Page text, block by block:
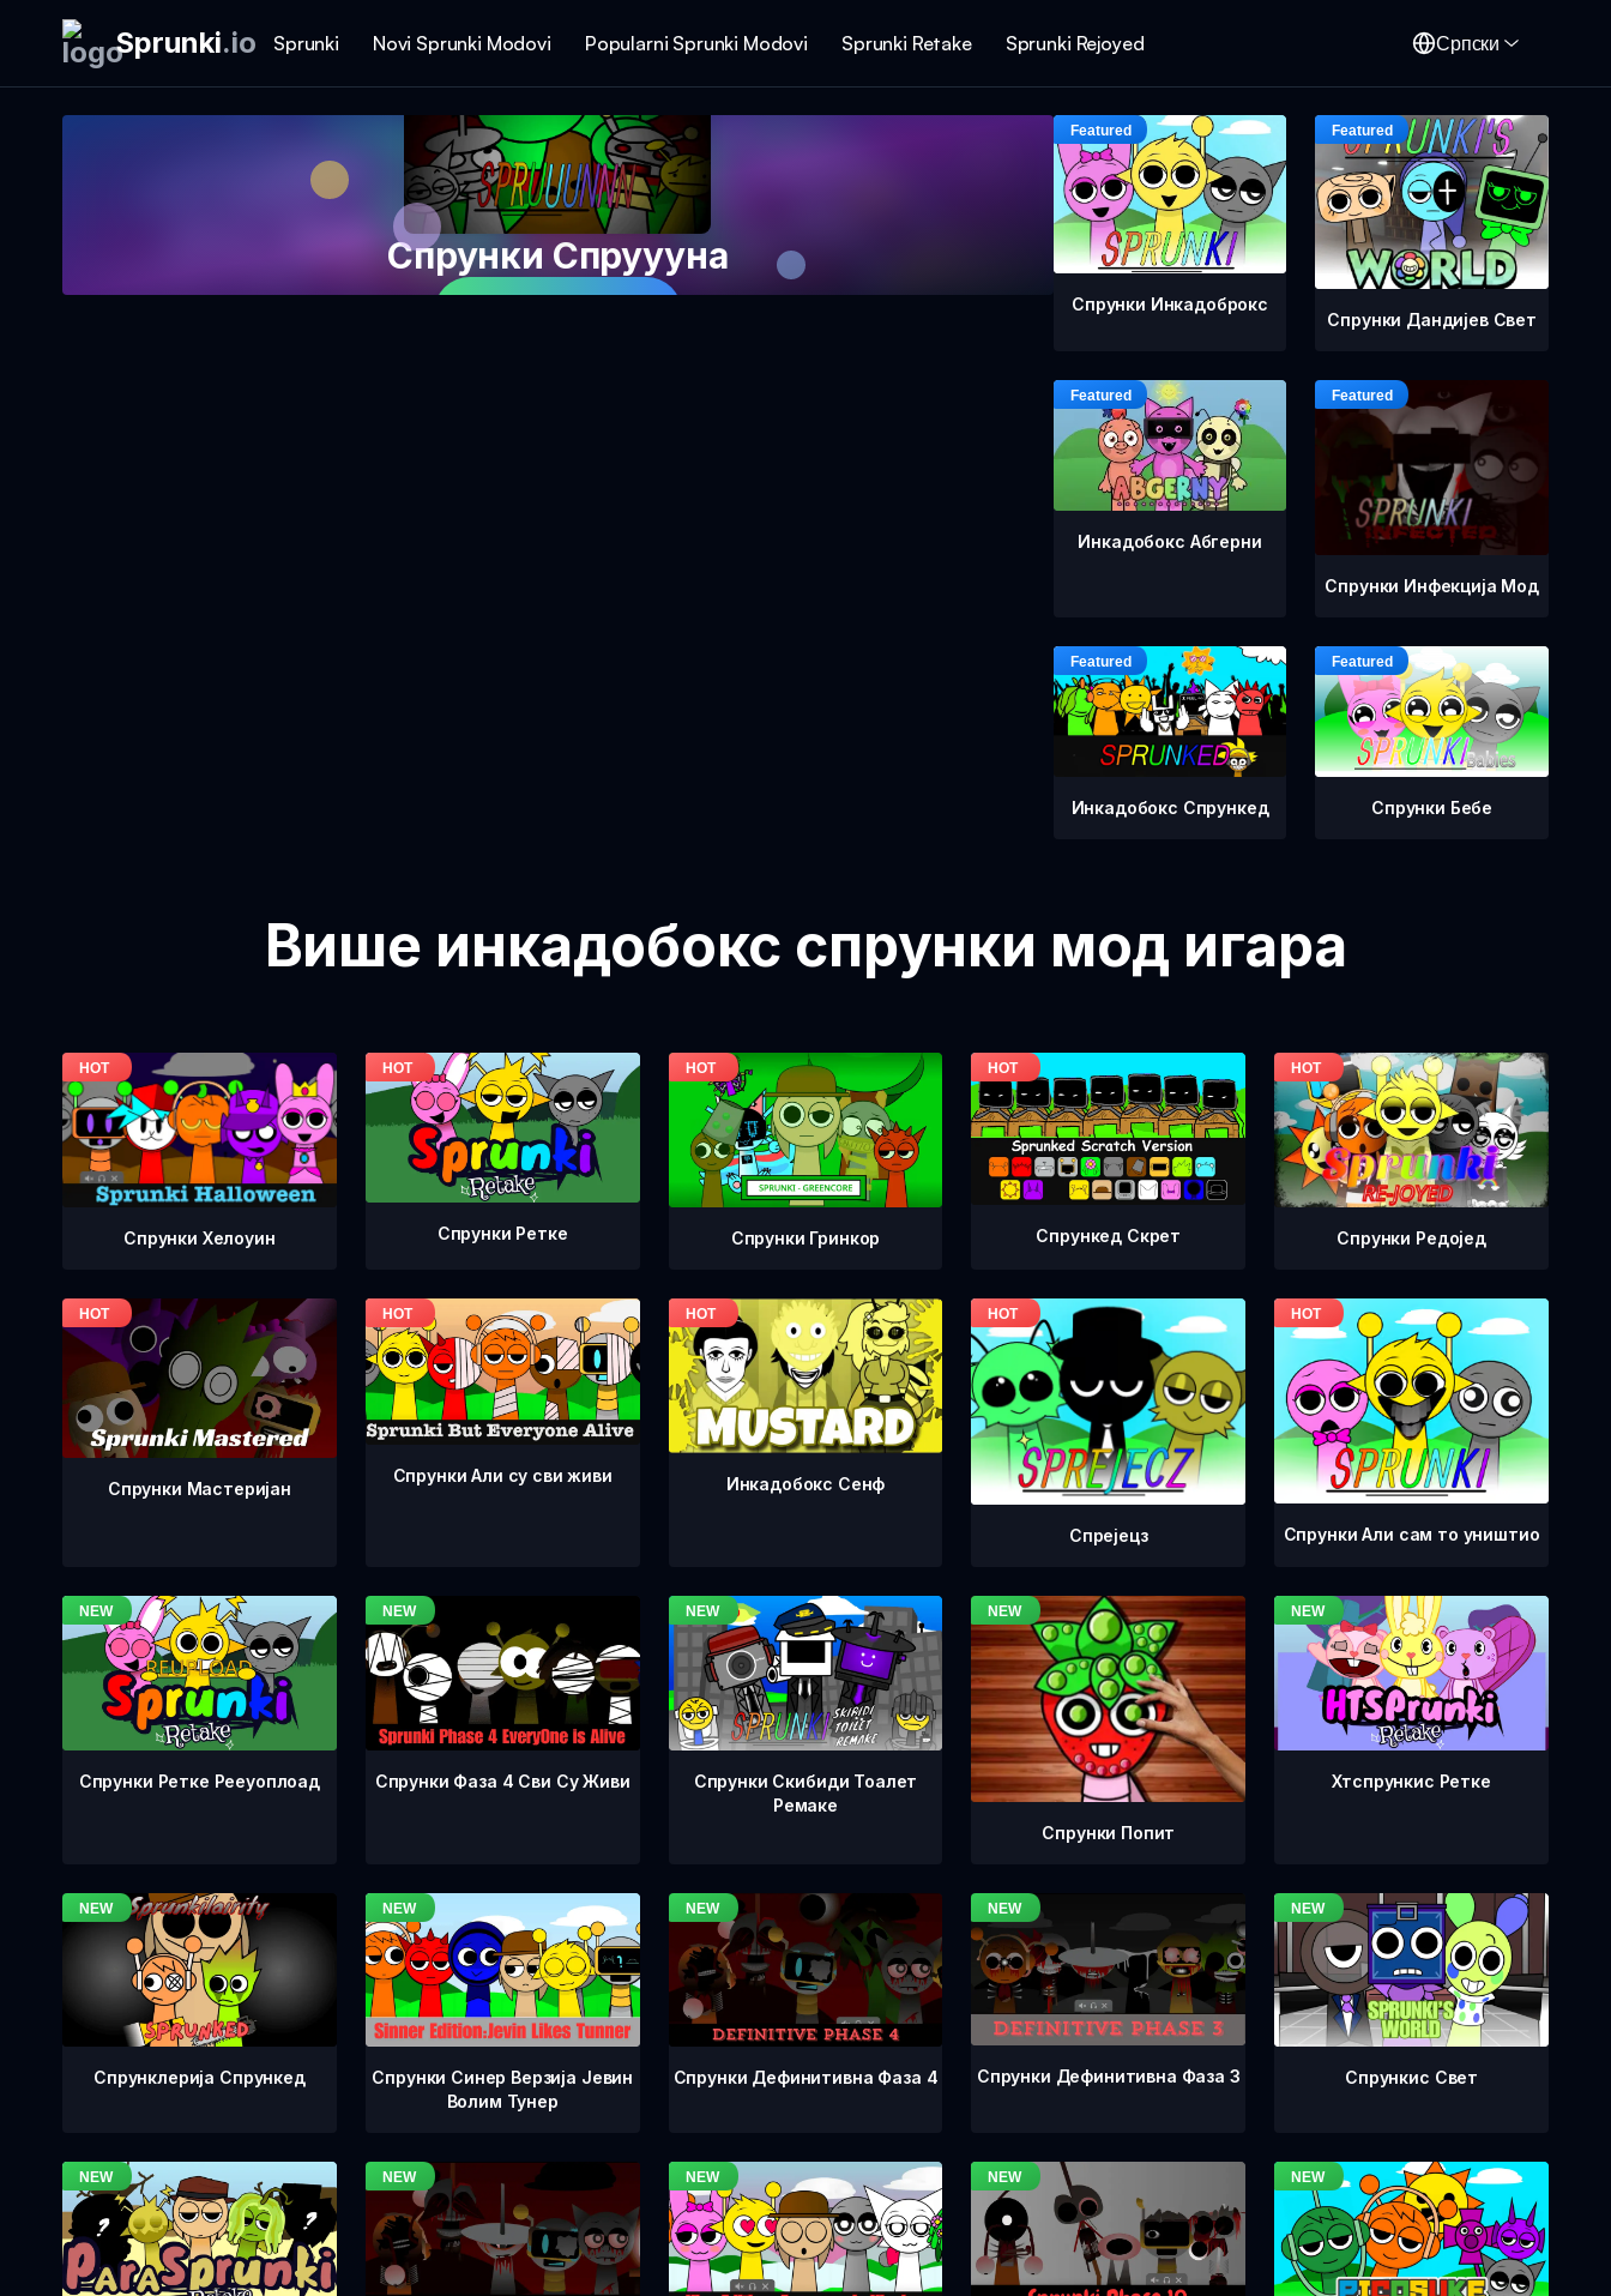
Sprunki.io Sprunki Novi Sprunki Modovi Popularni Sprunki Modovi Sprunki Retake Sprunki Rejoyed Српски
Спрунки Спруууна
Спрунки Инкадоброкс
Спрунки Дандијев Свет
Инкадобокс Абгерни
Спрунки Инфекција Мод
Инкадобокс Спрункед Спрунки Бебе
Више инкадобокс спрунки мод игара
Спрунки Хелоуин Спрунки Ретке Спрунки Гринкор Спрункед Скрет Спрунки Редоjед
Спрунки Мастеријан
Спрунки Али су сви живи Инкадобокс Сенф
Спрејецз Спрунки Али сам то уништио
Спрунки Ретке Рееуоплоад Спрунки Фаза 4 Сви Су Живи
Спрунки Скибиди Тоалет
Ремаке
Спрунки Попит
Хтспрункис Ретке
Спрунклерија Спрункед
Спрунки Синер Верзија Јевин
Волим Тунер
Спрунки Дефинитивна Фаза 4 Спрунки Дефинитивна Фаза 3 Спрункис Свет